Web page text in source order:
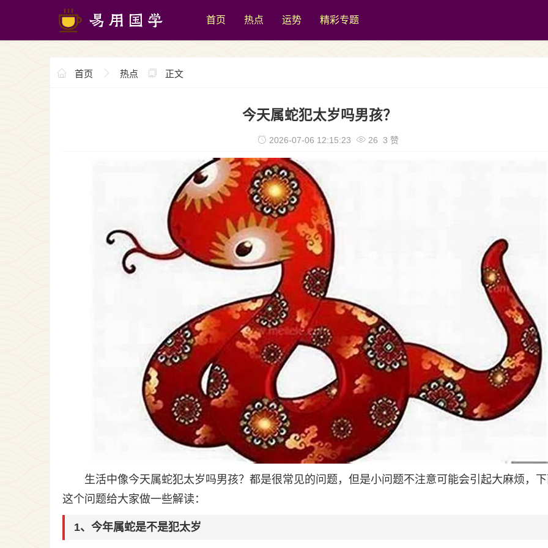
首页 热点 运势 精彩专题
首页 热点 正文
今天属蛇犯太岁吗男孩？
2026-07-06 12:15:23 26 3 赞
生活中像今天属蛇犯太岁吗男孩？都是很常见的问题，但是小问题不注意可能会引起大麻烦，
这个问题给大家做一些解读：
1、今年属蛇是不是犯太岁